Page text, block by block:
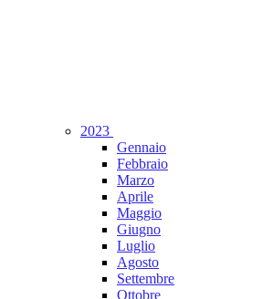
2023
Gennaio
Febbraio
Marzo
Aprile
Maggio
Giugno
Luglio
Agosto
Settembre
Ottobre